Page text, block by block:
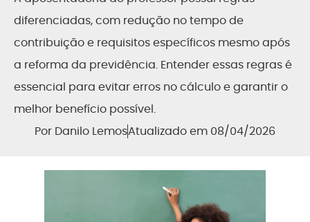
diferenciadas, com redução no tempo de
contribuição e requisitos específicos mesmo após
a reforma da previdência. Entender essas regras é
essencial para evitar erros no cálculo e garantir o
melhor benefício possível.
Por Danilo LemosAtualizado em 08/04/2026